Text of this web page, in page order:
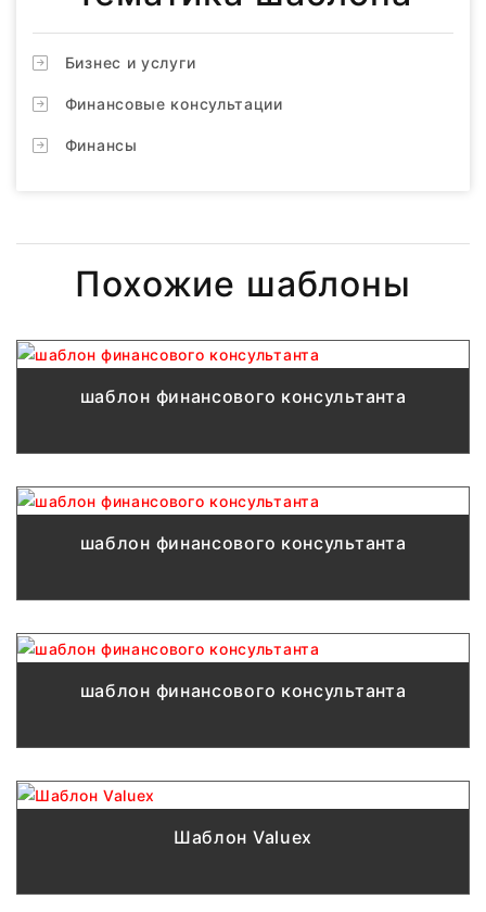
Бизнес и услуги
Финансовые консультации
Финансы
Похожие шаблоны
шаблон финансового консультанта
шаблон финансового консультанта
шаблон финансового консультанта
Шаблон Valuex